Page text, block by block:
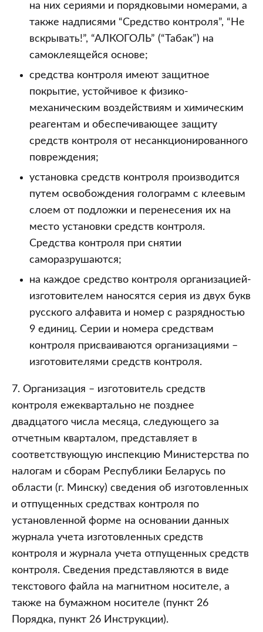
на них сериями и порядковыми номерами, а
также надписями “Средство контроля”, “Не
вскрывать!”, “АЛКОГОЛЬ” (“Табак”) на
самоклеящейся основе;
средства контроля имеют защитное
покрытие, устойчивое к физико-
механическим воздействиям и химическим
реагентам и обеспечивающее защиту
средств контроля от несанкционированного
повреждения;
установка средств контроля производится
путем освобождения голограмм с клеевым
слоем от подложки и перенесения их на
место установки средств контроля.
Средства контроля при снятии
саморазрушаются;
на каждое средство контроля организацией-
изготовителем наносятся серия из двух букв
русского алфавита и номер с разрядностью
9 единиц. Серии и номера средствам
контроля присваиваются организациями –
изготовителями средств контроля.
7. Организация – изготовитель средств
контроля ежеквартально не позднее
двадцатого числа месяца, следующего за
отчетным кварталом, представляет в
соответствующую инспекцию Министерства по
налогам и сборам Республики Беларусь по
области (г. Минску) сведения об изготовленных
и отпущенных средствах контроля по
установленной форме на основании данных
журнала учета изготовленных средств
контроля и журнала учета отпущенных средств
контроля. Сведения представляются в виде
текстового файла на магнитном носителе, а
также на бумажном носителе (пункт 26
Порядка, пункт 26 Инструкции).